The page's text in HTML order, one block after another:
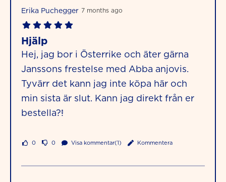
Erika Puchegger 7 months ago
Hjälp
Hej, jag bor i Österrike och äter gärna
Janssons frestelse med Abba anjovis.
Tyvärr det kann jag inte köpa här och
min sista är slut. Kann jag direkt från er
bestella?!
0 0 Visa kommentar(1) Kommentera